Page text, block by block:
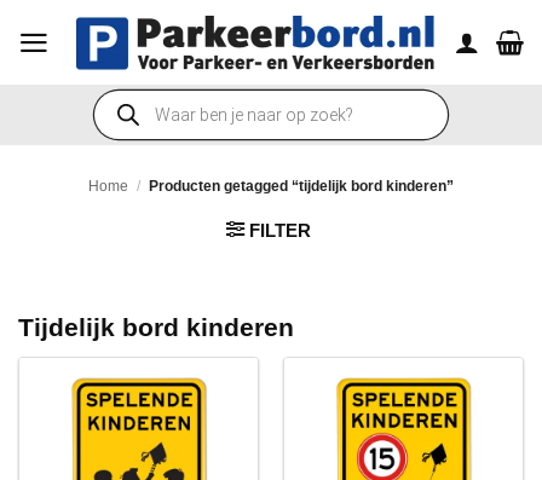
naar
Producten
zoeken
Home / Producten getagged “tijdelijk bord kinderen”
FILTER
Tijdelijk bord kinderen